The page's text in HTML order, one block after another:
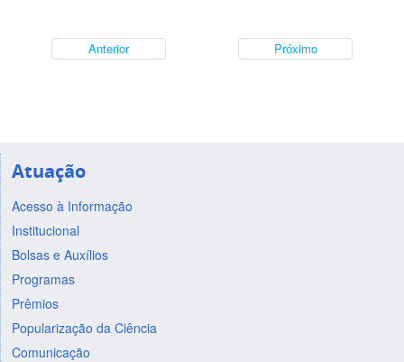
Anterior Próximo
Atuação
Acesso à Informação
Institucional
Bolsas e Auxílios
Programas
Prêmios
Popularização da Ciência
Comunicação